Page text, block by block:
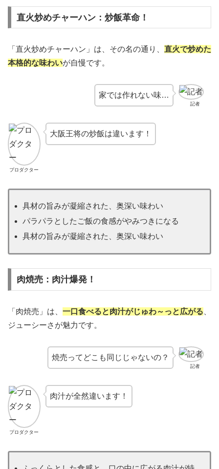
直火炒めチャーハン：炒飯革命！
「直火炒めチャーハン」は、その名の通り、 直火で炒めた
本格的な味わいが自慢です。
記者
家では作れない味…
プロダクター
大阪王将の炒飯は違います！
具材の旨みが凝縮された、奥深い味わい
パラパラとしたご飯の食感がやみつきになる
具材の旨みが凝縮された、奥深い味わい
肉焼売：肉汁爆発！
「肉焼売」は、 一口食べると肉汁がじゅわ～っと広がる
ジューシーさが魅力です。
記者
焼売ってどこも同じじゃないの？
プロダクター
肉汁が全然違います！